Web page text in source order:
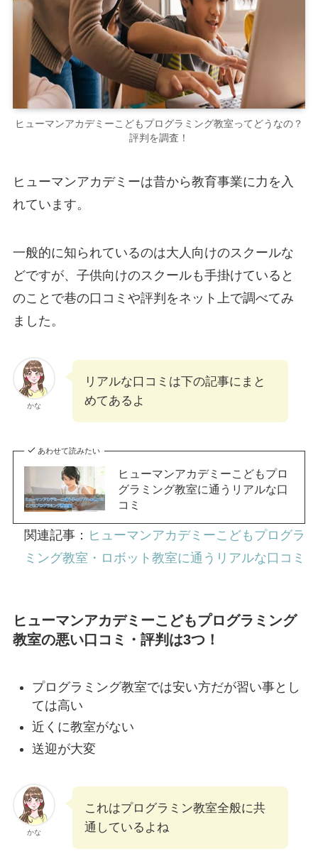
ヒューマンアカデミーこどもプログラミング教室ってどうなの？
評判を調査！
ヒューマンアカデミーは昔から教育事業に力を入
れています。
一般的に知られているのは大人向けのスクールな
どですが、子供向けのスクールも手掛けていると
のことで巷の口コミや評判をネット上で調べてみ
ました。
かな
リアルな口コミは下の記事にまと
めてあるよ
あわせて読みたい
ヒューマンアカデミーこどもプロ
グラミング教室に通うリアルな口
コミ
関連記事： ヒューマンアカデミーこどもプログラ
ミング教室・ロボット教室に通うリアルな口コミ
ヒューマンアカデミーこどもプログラミング
教室の悪い口コミ・評判は3つ！
プログラミング教室では安い方だが習い事とし
ては高い
近くに教室がない
送迎が大変
かな
これはプログラミン教室全般に共
通しているよね